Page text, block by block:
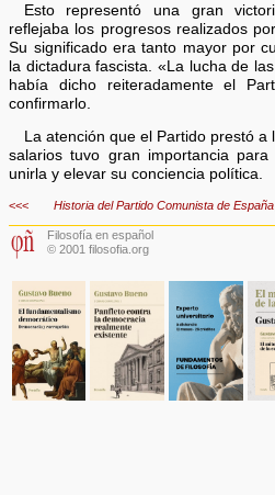
Esto representó una gran
reflejaba los progresos realizados
Su significado era tanto mayor por
la dictadura fascista. «La lucha de
había dicho reiteradamente el
confirmarlo.
La atención que el Partido prestó
salarios tuvo gran importancia
unirla y elevar su conciencia política.
<<< Historia del Partido Comunista de España
Filosofía en español
© 2001 filosofia.org